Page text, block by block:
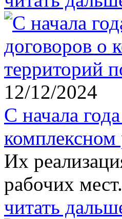
12/12/2024
С начала
комплексном
Их
рабочих мест.
читать